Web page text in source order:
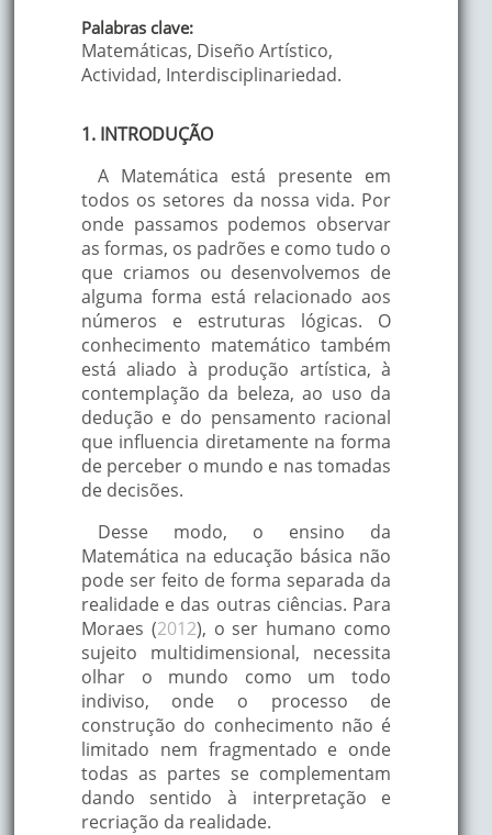
Palabras clave:
Matemáticas, Diseño Artístico,
Actividad, Interdisciplinariedad.
1. INTRODUÇÃO
A Matemática está presente em
todos os setores da nossa vida. Por
onde passamos podemos observar
as formas, os padrões e como tudo o
que criamos ou desenvolvemos de
alguma forma está relacionado aos
números e estruturas lógicas. O
conhecimento matemático também
está aliado à produção artística, à
contemplação da beleza, ao uso da
dedução e do pensamento racional
que influencia diretamente na forma
de perceber o mundo e nas tomadas
de decisões.
Desse modo, o ensino da
Matemática na educação básica não
pode ser feito de forma separada da
realidade e das outras ciências. Para
Moraes (2012), o ser humano como
sujeito multidimensional, necessita
olhar o mundo como um todo
indiviso, onde o processo de
construção do conhecimento não é
limitado nem fragmentado e onde
todas as partes se complementam
dando sentido à interpretação e
recriação da realidade.